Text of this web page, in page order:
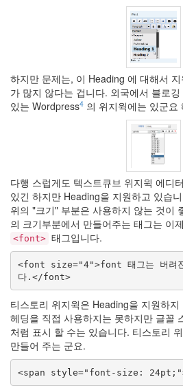
하지만 문제는, 이 Heading 에 대해서
가 많지 않다는 겁니다. 외국에서 블로
있는 Wordpress4 의 위지윅에는 있군요
다행 스럽게도 텍스트큐브 위지윅 에디
있긴 하지만 Heading을 지원하고 있습
위의 크기 부분은 사용하지 않는 것이
의 크기부분에서 만들어주는 태그는 이
<font> 태그입니다.
<font size="4">font 태그는 버려
다.</font>
티스토리 위지윅은 Heading을 지원하
헤딩을 직접 사용하지는 못하지만 글꼴
처럼 표시 할 수는 있습니다. 티스토리
만들어 주는 군요.
<span style="font-size: 24pt;">